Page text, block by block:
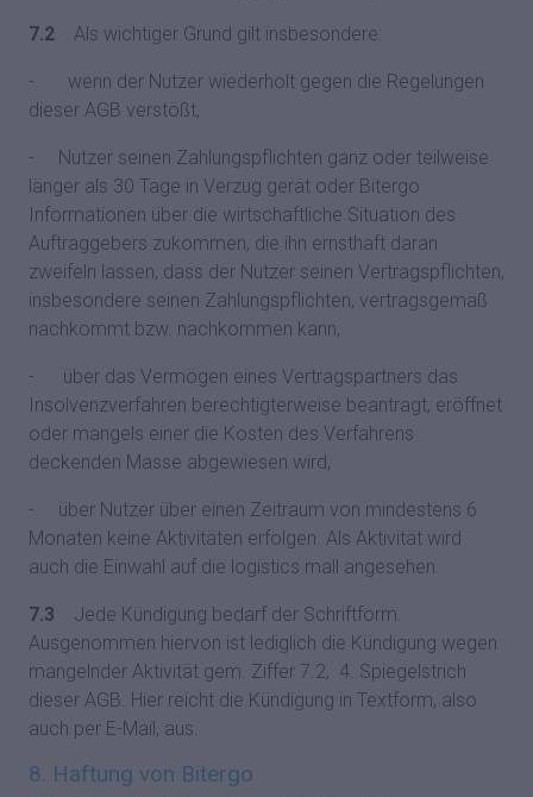
7.2 Als wichtiger Grund gilt insbesondere:
- wenn der Nutzer wiederholt gegen die Regelungen
dieser AGB verstößt,
- Nutzer seinen Zahlungspflichten ganz oder teilweise
länger als 30 Tage in Verzug gerät oder Bitergo
Informationen über die wirtschaftliche Situation des
Auftraggebers zukommen, die ihn ernsthaft daran
zweifeln lassen, dass der Nutzer seinen Vertragspflichten,
insbesondere seinen Zahlungspflichten, vertragsgemäß
nachkommt bzw. nachkommen kann,
- über das Vermögen eines Vertragspartners das
Insolvenzverfahren berechtigterweise beantragt, eröffnet
oder mangels einer die Kosten des Verfahrens
deckenden Masse abgewiesen wird,
- über Nutzer über einen Zeitraum von mindestens 6
Monaten keine Aktivitäten erfolgen. Als Aktivität wird
auch die Einwahl auf die logistics mall angesehen.
7.3 Jede Kündigung bedarf der Schriftform.
Ausgenommen hiervon ist lediglich die Kündigung wegen
mangelnder Aktivität gem. Ziffer 7.2, 4. Spiegelstrich
dieser AGB. Hier reicht die Kündigung in Textform, also
auch per E-Mail, aus.
8. Haftung von Bitergo